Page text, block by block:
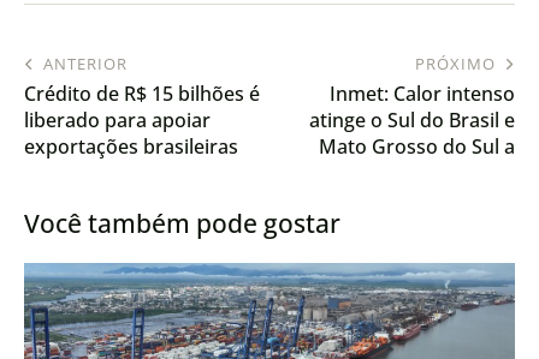
ANTERIOR
Crédito de R$ 15 bilhões é
liberado para apoiar
exportações brasileiras
PRÓXIMO
Inmet: Calor intenso
atinge o Sul do Brasil e
Mato Grosso do Sul a
Você também pode gostar